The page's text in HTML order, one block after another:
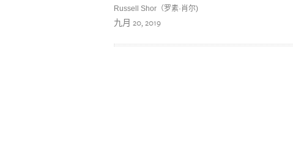
Russell Shor（罗素·肖尔)
九月 20, 2019